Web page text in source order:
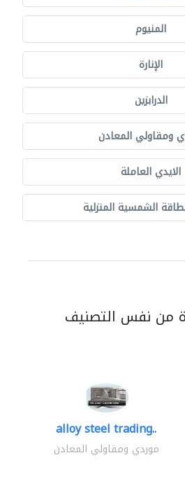
المنيوم
الإنارة
الدرابزين
ومقاولي المعادن
الايدي العاملة
الشمسية المنزلية
من نفس التصنيف
alloy steel trading..
موردي ومقاولي المعادن